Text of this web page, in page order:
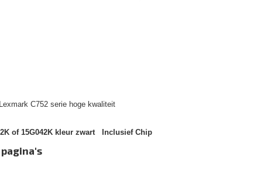
C752 serie hoge kwaliteit
of 15G042K kleur zwart Inclusief Chip
pagina's